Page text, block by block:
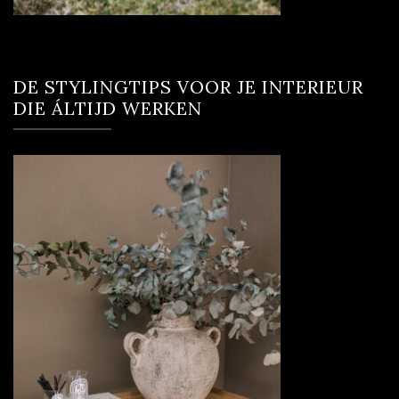
DE STYLINGTIPS VOOR JE INTERIEUR
DIE ÁLTIJD WERKEN